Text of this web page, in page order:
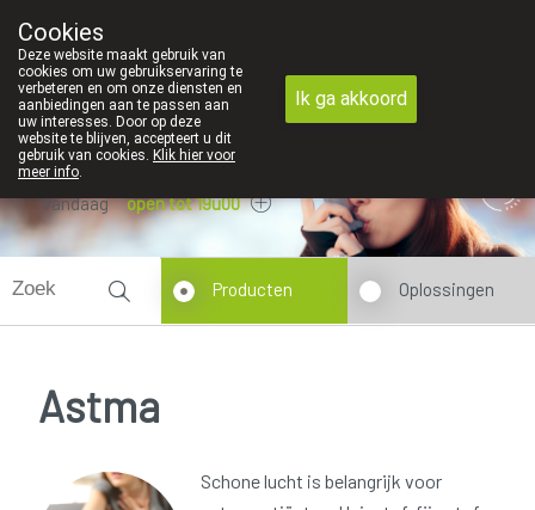
vinden persoonlijk contact in de apotheek zeer belangrijk,
02/5135502
Vandaag open tot 19u00
Producten Oplossingen
Astma
Schone lucht is belangrijk voor
Cookies
Deze website maakt gebruik van
cookies om uw gebruikservaring te
verbeteren en om onze diensten en
aanbiedingen aan te passen aan
uw interesses. Door op deze
website te blijven, accepteert u dit
gebruik van cookies. Klik hier voor
meer info.
Ik ga akkoord